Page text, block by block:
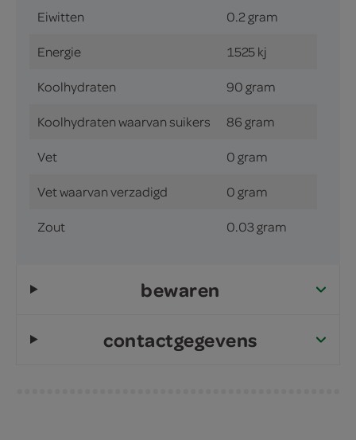
Eiwitten 0.2 gram
Energie 1525 kj
Koolhydraten 90 gram
Koolhydraten waarvan suikers 86 gram
Vet 0 gram
Vet waarvan verzadigd 0 gram
Zout 0.03 gram
bewaren
contactgegevens